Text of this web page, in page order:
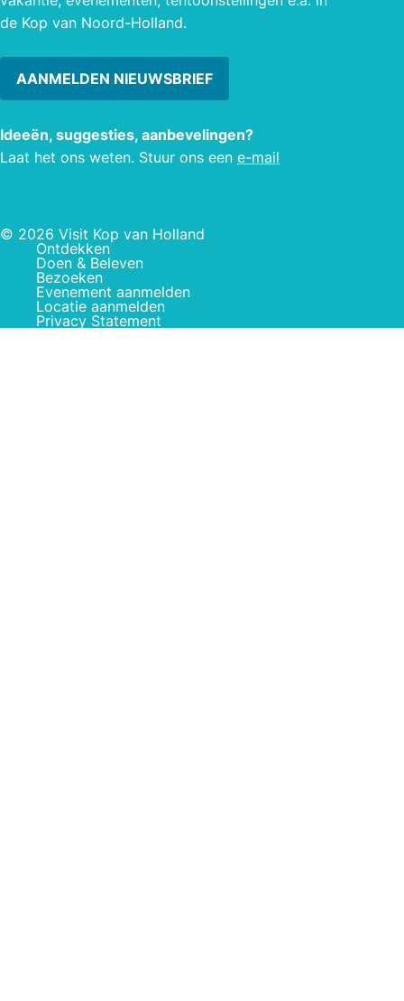
de Kop van Noord-Holland.
AANMELDEN NIEUWSBRIEF
Ideeën, suggesties, aanbevelingen?
Laat het ons weten. Stuur ons een e-mail
© 2026 Visit Kop van Holland
Ontdekken
Doen & Beleven
Bezoeken
Evenement aanmelden
Locatie aanmelden
Privacy Statement